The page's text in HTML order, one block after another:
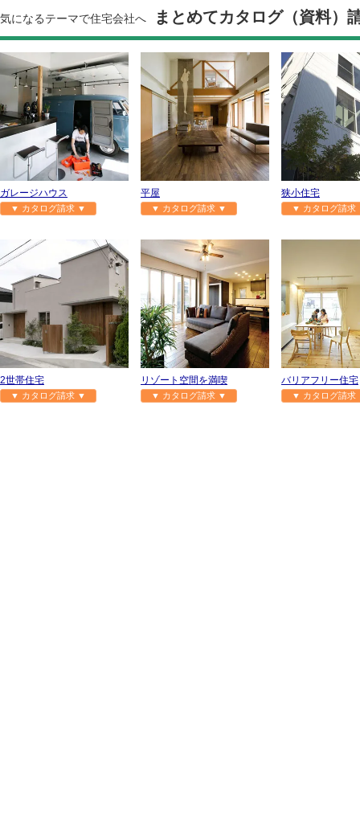
気になるテーマで住宅会社へ まとめてカタログ（資料）
ガレージハウス
▼ カタログ請求 ▼
平屋
▼ カタログ請求 ▼
狭小住宅
▼ カタログ請
2世帯住宅
▼ カタログ請求 ▼
リゾート空間を満喫
▼ カタログ請求 ▼
バリアフリー住宅
▼ カタログ請